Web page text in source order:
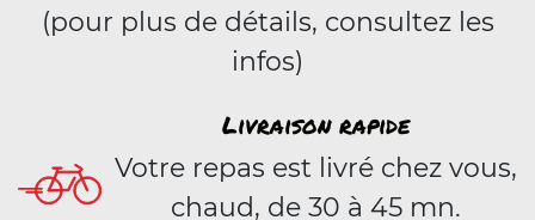
(pour plus de détails, consultez les
infos)
Livraison rapide
Votre repas est livré chez vous,
chaud, de 30 à 45 mn.